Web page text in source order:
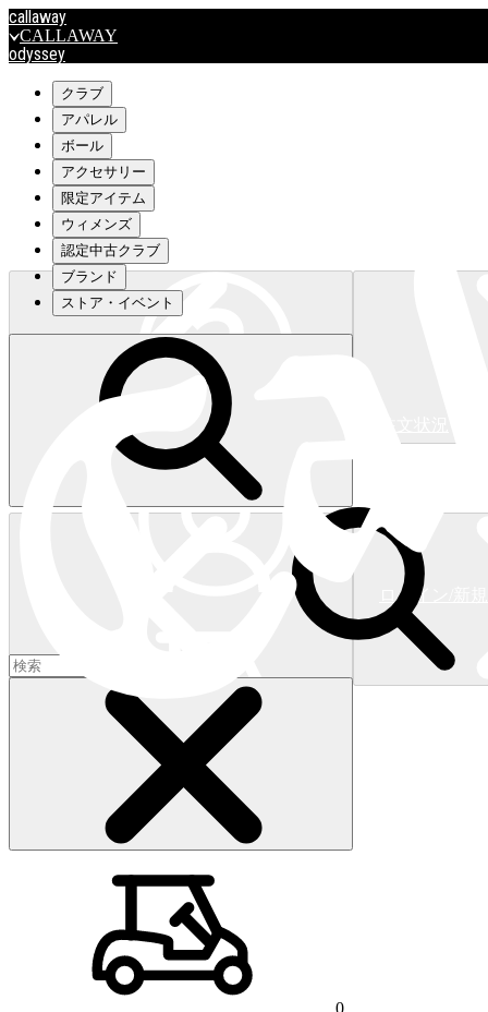
callaway
CALLAWAY
odyssey
travismathew
outlet
OUTLET
キャロウェイアパレルはこちら>>>
キャロウェイアパレルはこちら>>>
ログイン/新
ショッピングカート 0)
クラブ
アパレル
ボール
アクセサリー
限定アイテム
ウィメンズ
認定中古クラブ
ブランド
ストア・イベント
0